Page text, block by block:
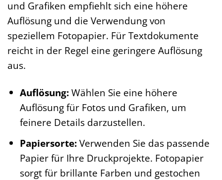
und Grafiken empfiehlt sich eine höhere
Auflösung und die Verwendung von
speziellem Fotopapier. Für Textdokumente
reicht in der Regel eine geringere Auflösung
aus.
Auflösung:Wählen Sie eine höhere
Auflösung für Fotos und Grafiken, um
feinere Details darzustellen.
Papiersorte:Verwenden Sie das passende
Papier für Ihre Druckprojekte. Fotopapier
sorgt für brillante Farben und gestochen